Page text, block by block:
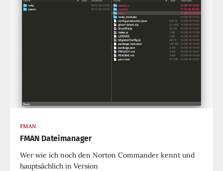
FMAN
FMAN Dateimanager
Wer wie ich noch den Norton Commander kennt und
hauptsächlich in Version